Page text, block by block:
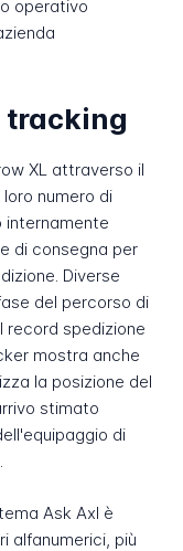
operativo
tracking
XL attraverso il
numero di
internamente
di consegna per
Diverse
del percorso di
record spedizione
mostra anche
la posizione del
stimato
di
Ask Axl è
alfanumerici, più